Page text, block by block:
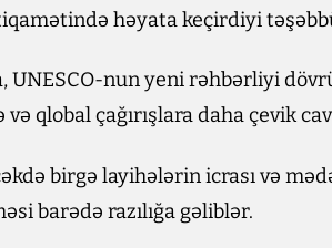
həyata keçirdiyi
UNESCO-nun yeni rəhbərliyi
və qlobal çağırışlara daha çevik
birgə layihələrin icrası və
barədə razılığa gəliblər.